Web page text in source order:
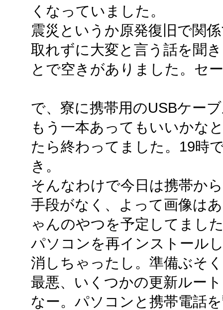
くなっていました。
震災というか原発復旧で関
取れずに大変と言う話を聞
とで空きがありました。セ
で、寮に携帯用のUSBケー
もう一本あってもいいかな
たら終わってました。19時
き。
そんなわけで今日は携帯か
手段がなく、よって画像は
ゃんのやつを予定してまし
パソコンを再インストール
消しちゃったし。準備ぶそ
最悪、いくつかの更新ルー
なー。パソコンと携帯電話